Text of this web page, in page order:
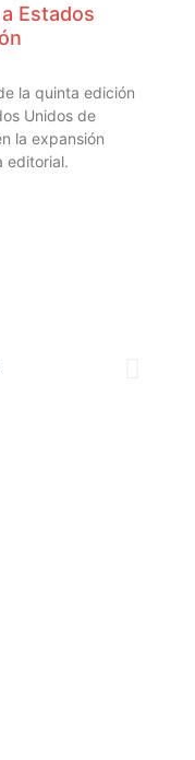
Estados
la quinta edición
Unidos de
la expansión
editorial.